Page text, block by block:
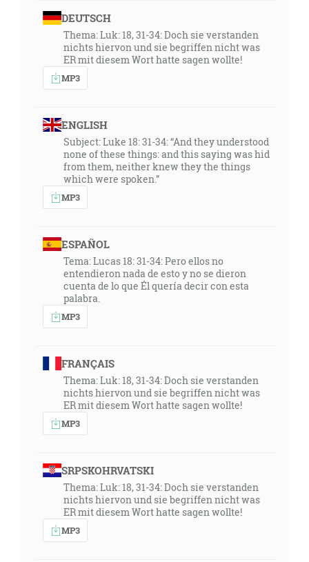
DEUTSCH
Thema: Luk: 18, 31-34: Doch sie verstanden
nichts hiervon und sie begriffen nicht was
ER mit diesem Wort hatte sagen wollte!
MP3
ENGLISH
Subject: Luke 18: 31-34: “And they understood
none of these things: and this saying was hid
from them, neither knew they the things
which were spoken.”
MP3
ESPAÑOL
Tema: Lucas 18: 31-34: Pero ellos no
entendieron nada de esto y no se dieron
cuenta de lo que Él quería decir con esta
palabra.
MP3
FRANÇAIS
Thema: Luk: 18, 31-34: Doch sie verstanden
nichts hiervon und sie begriffen nicht was
ER mit diesem Wort hatte sagen wollte!
MP3
SRPSKOHRVATSKI
Thema: Luk: 18, 31-34: Doch sie verstanden
nichts hiervon und sie begriffen nicht was
ER mit diesem Wort hatte sagen wollte!
MP3